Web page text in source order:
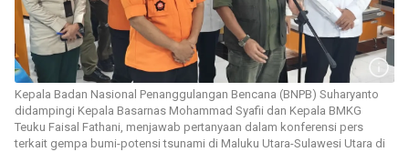
Kepala Badan Nasional Penanggulangan Bencana (BNPB) Suharyanto
didampingi Kepala Basarnas Mohammad Syafii dan Kepala BMKG
Teuku Faisal Fathani, menjawab pertanyaan dalam konferensi pers
terkait gempa bumi-potensi tsunami di Maluku Utara-Sulawesi Utara di